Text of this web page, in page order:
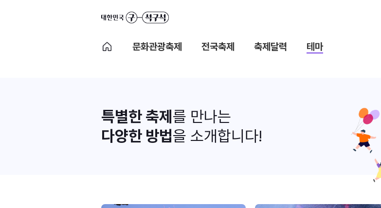
문화관광축제 전국축제 축제달력 테마
특별한 축제 를 만나는
다양한 방법을 소개합니다!